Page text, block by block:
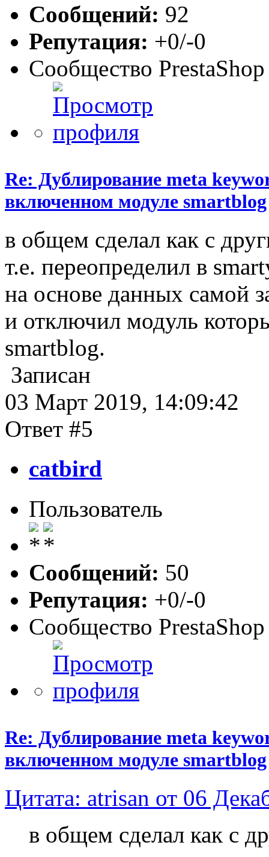
Сообщений: 92
Репутация: +0/-0
Сообщество PrestaShop
Re: Дублирование meta
включенном модуле smartblog
в общем сделал как с
т.е. переопределил в
на основе данных самой
и отключил модуль
smartblog.
Записан
03 Март 2019, 14:09:42
Ответ #5
catbird
Пользователь
Сообщений: 50
Репутация: +0/-0
Сообщество PrestaShop
Re: Дублирование meta
включенном модуле smartblog
Цитата: atrisan от 06
в общем сделал как с